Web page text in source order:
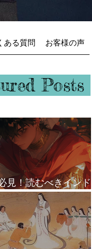
Posts
見！読むべきインド
BEST3
ある質問 お客様の声